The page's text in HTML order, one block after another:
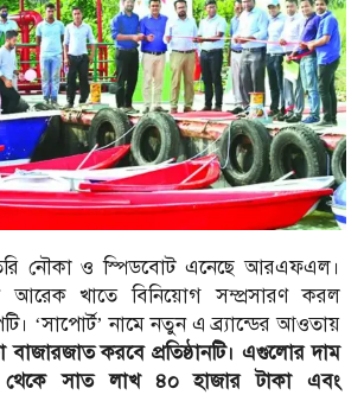
নৌকা ও স্পিডবোট এনেছে আরএফএল।
খাতে বিনিয়োগ সম্প্রসারণ করল
‘সাপোর্ট’ নামে নতুন এ ব্র্যান্ডের আওতায়
করবে প্রতিষ্ঠানটি। এগুলোর দাম
সাত লাখ ৪০ হাজার টাকা এবং